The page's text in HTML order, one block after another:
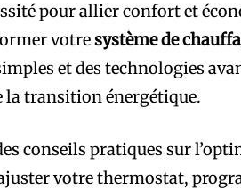
pour allier confort et
votresystème de
et des technologies
la transition énergétique.
conseils pratiques sur
votre thermostat,